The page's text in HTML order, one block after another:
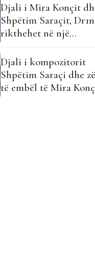
Djali i Mira Konçit
Shpëtim Saraçit,
rikthehet në një
Djali i kompozitorit
Shpëtim Saraçi dhe
të embël të Mira